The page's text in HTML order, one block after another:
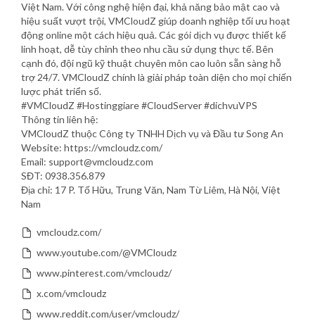
Việt Nam. Với công nghệ hiện đại, khả năng bảo mật cao và
hiệu suất vượt trội, VMCloudZ giúp doanh nghiệp tối ưu hoạt
động online một cách hiệu quả. Các gói dịch vụ được thiết kế
linh hoạt, dễ tùy chỉnh theo nhu cầu sử dụng thực tế. Bên
cạnh đó, đội ngũ kỹ thuật chuyên môn cao luôn sẵn sàng hỗ
trợ 24/7. VMCloudZ chính là giải pháp toàn diện cho mọi chiến
lược phát triển số.
#VMCloudZ #Hostinggiare #CloudServer #dichvuVPS
Thông tin liên hệ:
VMCloudZ thuộc Công ty TNHH Dịch vụ và Đầu tư Song An
Website: https://vmcloudz.com/
Email: support@vmcloudz.com
SĐT: 0938.356.879
Địa chỉ: 17 P. Tố Hữu, Trung Văn, Nam Từ Liêm, Hà Nội, Việt
Nam
vmcloudz.com/
www.youtube.com/@VMCloudz
www.pinterest.com/vmcloudz/
x.com/vmcloudz
www.reddit.com/user/vmcloudz/